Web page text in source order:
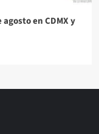
en CDMX y